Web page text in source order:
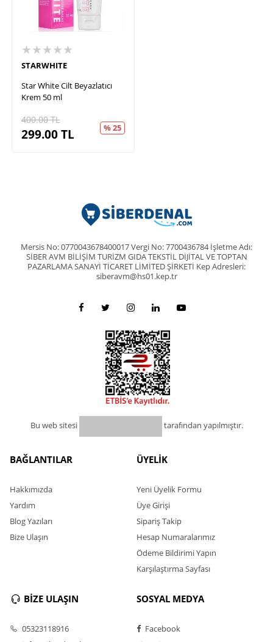
★★★★★
STARWHITE
Star White Cilt Beyazlatıcı
Krem 50 ml
400.00TL
299.00TL % 25
Mersis No: 0770043678400017 Vergi No: 7700436784 İşletme Adı:
SİBER AVM BİLİŞİM TURİZM GIDA TEKSTİL DİJİTAL VE TOPTAN
PAZARLAMA SANAYİ TİCARET LİMİTED ŞİRKETİ Kep Adresleri:
siberavm@hs01.kep.tr
Bu web sitesi tarafından yapılmıştır.
BAĞLANTILAR
Hakkımızda
Yardım
Blog Yazıları
Bize Ulaşın
ÜYELİK
Yeni Üyelik Formu
Üye Girişi
Sipariş Takip
Hesap Numaralarımız
Ödeme Bildirimi Yapın
Karşılaştırma Sayfası
BİZE ULAŞIN
05323118916
SOSYAL MEDYA
Facebook